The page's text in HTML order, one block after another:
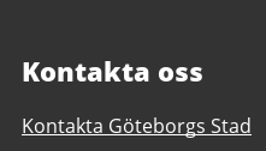
Kontakta oss
Kontakta Göteborgs Stad